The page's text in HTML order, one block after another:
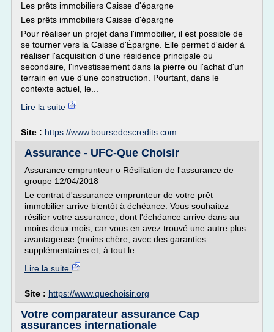
Les prêts immobiliers Caisse d'épargne
Les prêts immobiliers Caisse d'épargne
Pour réaliser un projet dans l'immobilier, il est possible de
se tourner vers la Caisse d'Épargne. Elle permet d'aider à
réaliser l'acquisition d'une résidence principale ou
secondaire, l'investissement dans la pierre ou l'achat d'un
terrain en vue d'une construction. Pourtant, dans le
contexte actuel, le...
Lire la suite
Site : https://www.boursedescredits.com
Assurance - UFC-Que Choisir
Assurance emprunteur o Résiliation de l'assurance de
groupe 12/04/2018
Le contrat d'assurance emprunteur de votre prêt
immobilier arrive bientôt à échéance. Vous souhaitez
résilier votre assurance, dont l'échéance arrive dans au
moins deux mois, car vous en avez trouvé une autre plus
avantageuse (moins chère, avec des garanties
supplémentaires et, à tout le...
Lire la suite
Site : https://www.quechoisir.org
Votre comparateur assurance Cap
assurances internationale